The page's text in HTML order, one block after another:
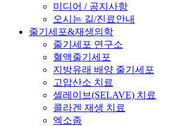
미디어 / 공지사항
오시는 길/진료안내
줄기세포&재생의학
줄기세포 연구소
혈액줄기세포
지방유래 배양 줄기세포
고압산소 치료
셀레이브(SELAVE) 치료
콜라겐 재생 치료
엑소좀